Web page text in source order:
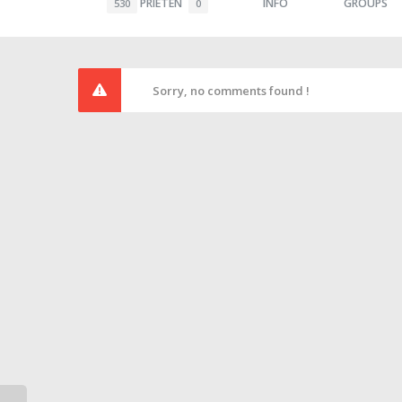
530 PRIETEN 0 INFO GROUPS
Sorry, no comments found !